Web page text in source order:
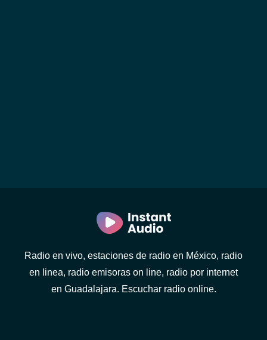
Radio en vivo, estaciones de radio en México, radio
en linea, radio emisoras on line, radio por internet
en Guadalajara. Escuchar radio online.